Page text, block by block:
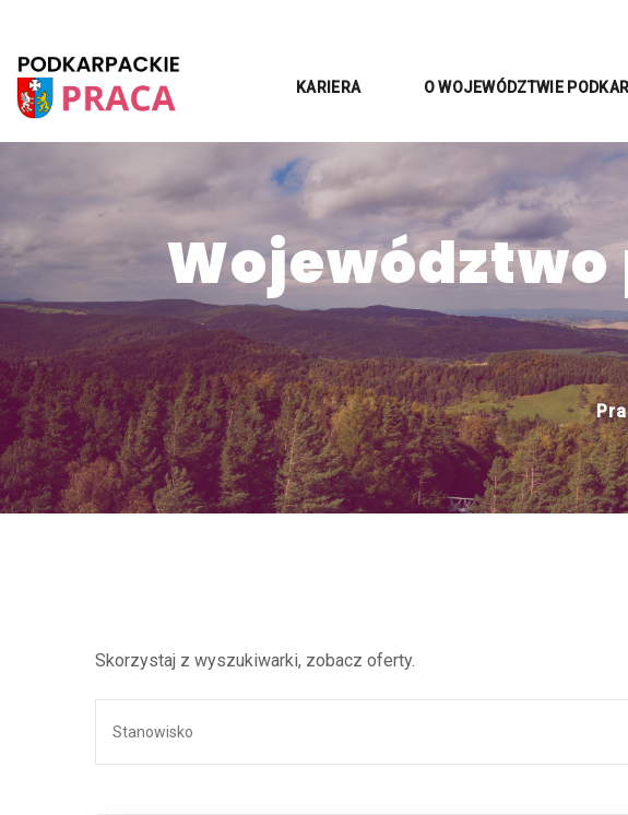
KARIERA O WOJEWÓDZTWIE
Skorzystaj z wyszukiwarki, zobacz oferty.